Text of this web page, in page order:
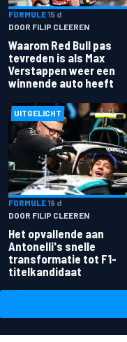
FORMULE 15 d
DOOR FILIP CLEEREN
Waarom Red Bull pas
tevreden is als Max
Verstappen weer een
winnende auto heeft
UITGELICHT
FORMULE 19 d
DOOR FILIP CLEEREN
Het opvallende aan
Antonelli's snelle
transformatie tot F1-
titelkandidaat